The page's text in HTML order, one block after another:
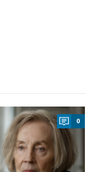
0